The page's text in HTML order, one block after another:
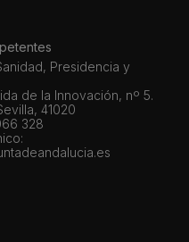
Presidencia y
de la Innovación, nº 5.
41020
328